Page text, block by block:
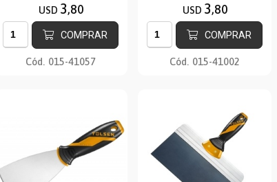
USD 3,80
COMPRAR
Cód. 015-41057
USD 3,80
COMPRAR
Cód. 015-41002